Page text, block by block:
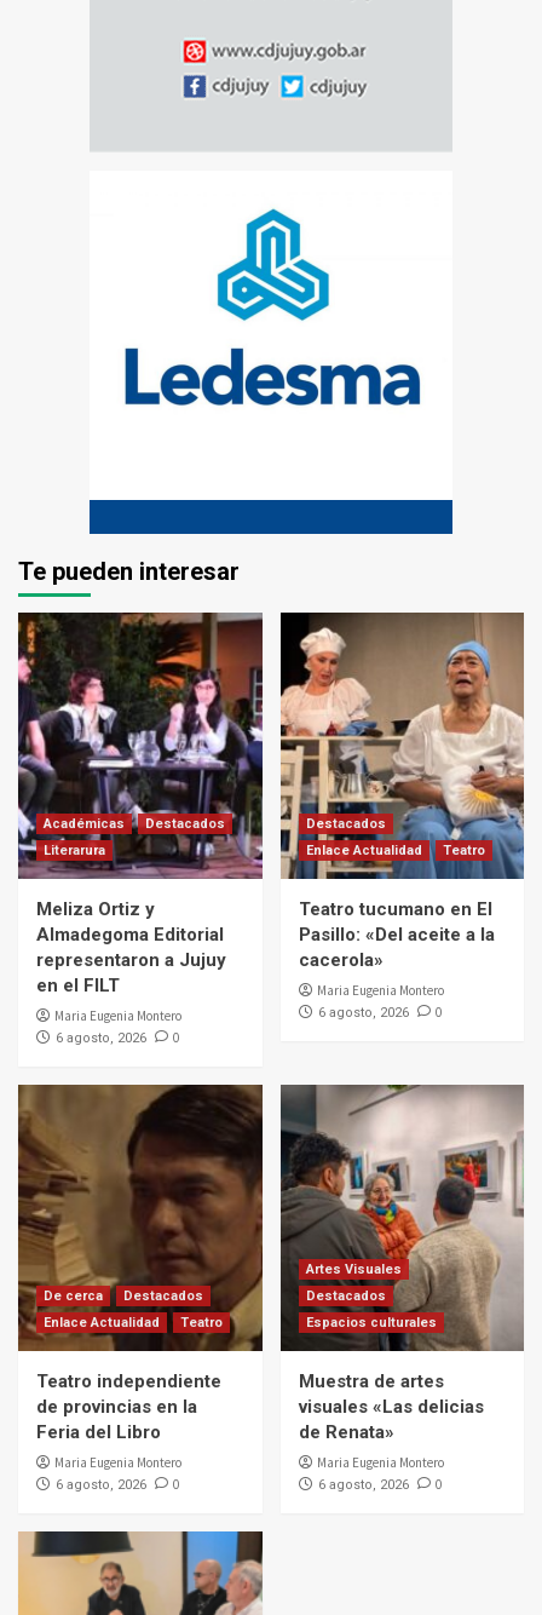
Te pueden interesar
Académicas
Destacados
Literarura
Meliza Ortiz y
Almadegoma Editorial
representaron a Jujuy
en el FILT
Maria Eugenia Montero
6 agosto, 2026 0
Destacados
Enlace Actualidad
Teatro
Teatro tucumano en El
Pasillo: «Del aceite a la
cacerola»
Maria Eugenia Montero
6 agosto, 2026 0
De cerca
Destacados
Enlace Actualidad
Teatro
Teatro independiente
de provincias en la
Feria del Libro
Maria Eugenia Montero
6 agosto, 2026 0
Artes Visuales
Destacados
Espacios culturales
Muestra de artes
visuales «Las delicias
de Renata»
Maria Eugenia Montero
6 agosto, 2026 0